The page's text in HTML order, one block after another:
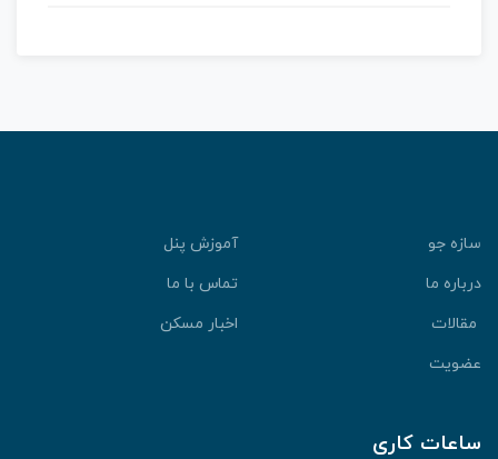
سازه جو
آموزش پنل
درباره ما
تماس با ما
مقالات
اخبار مسکن
عضویت
ساعات کاری